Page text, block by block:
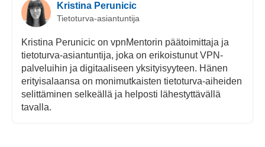
Kristina Perunicic
Tietoturva-asiantuntija
Kristina Perunicic on vpnMentorin päätoimittaja ja
tietoturva-asiantuntija, joka on erikoistunut VPN-
palveluihin ja digitaaliseen yksityisyyteen. Hänen
erityisalaansa on monimutkaisten tietoturva-aiheiden
selittäminen selkeällä ja helposti lähestyttävällä
tavalla.